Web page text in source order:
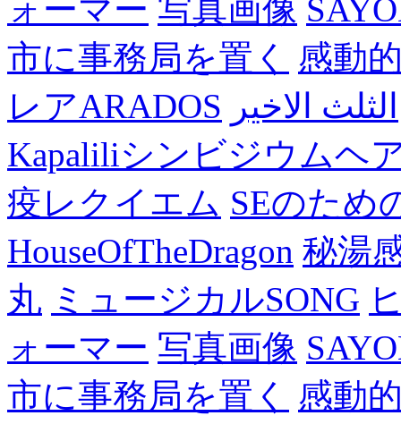
ォーマー 写真画像
市に事務局を置く
感動
レアARADOS الثلث الاخير
Kapaliliシンビジウムヘ
疫レクイエム SEのため
HouseOfTheDragon 秘湯
丸 ミュージカルSONG
ォーマー 写真画像
市に事務局を置く
感動